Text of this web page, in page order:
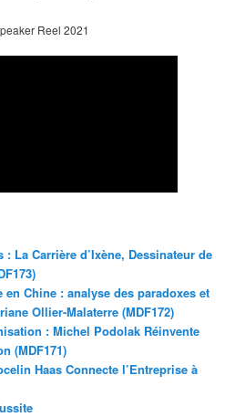
Reel 2021
La Carrière d’Ixène, Dessinateur de
Chine : analyse des paradoxes et
Ollier-Malaterre (MDF172)
: Michel Podolak Réinvente
(MDF171)
Haas Connecte l’Entreprise à